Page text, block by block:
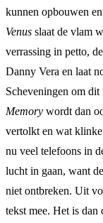
kunnen opbouwen
Venus slaat de vlam
verrassing in petto,
Danny Vera en laat
Scheveningen om
Memory wordt dan
vertolkt en wat
nu veel telefoons in
lucht in gaan, want
niet ontbreken. Uit
tekst mee. Het is dan